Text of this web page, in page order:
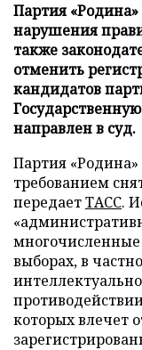
Партия «Родина»
нарушения
также
отменить
кандидатов
направлен в суд.
Партия
требованием
передаетТАСС.
многочисленные
выборах, в
которых влечет